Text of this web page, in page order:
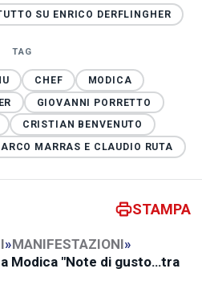
SU ENRICO DERFLINGHER
TAG
CHEF
MODICA
GIOVANNI PORRETTO
CRISTIAN BENVENUTO
MARRAS E CLAUDIO RUTA
STAMPA
»MANIFESTAZIONI»
Modica "Note di gusto…tra